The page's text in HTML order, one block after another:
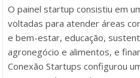
O painel startup consistiu em
voltadas para atender áreas
e bem-estar, educação,
agronegócio e alimentos, e
Conexão Startups configurou